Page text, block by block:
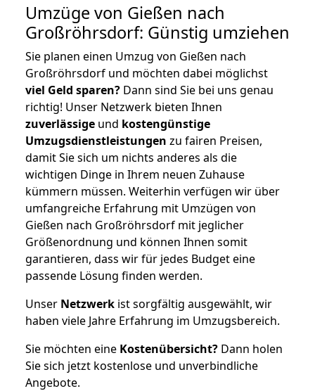
Umzüge von Gießen nach
Großröhrsdorf: Günstig umziehen
Sie planen einen Umzug von Gießen nach
Großröhrsdorf und möchten dabei möglichst
viel Geld sparen? Dann sind Sie bei uns genau
richtig! Unser Netzwerk bieten Ihnen
zuverlässige und kostengünstige
Umzugsdienstleistungen zu fairen Preisen,
damit Sie sich um nichts anderes als die
wichtigen Dinge in Ihrem neuen Zuhause
kümmern müssen. Weiterhin verfügen wir über
umfangreiche Erfahrung mit Umzügen von
Gießen nach Großröhrsdorf mit jeglicher
Größenordnung und können Ihnen somit
garantieren, dass wir für jedes Budget eine
passende Lösung finden werden.
Unser Netzwerk ist sorgfältig ausgewählt, wir
haben viele Jahre Erfahrung im Umzugsbereich.
Sie möchten eine Kostenübersicht? Dann holen
Sie sich jetzt kostenlose und unverbindliche
Angebote.